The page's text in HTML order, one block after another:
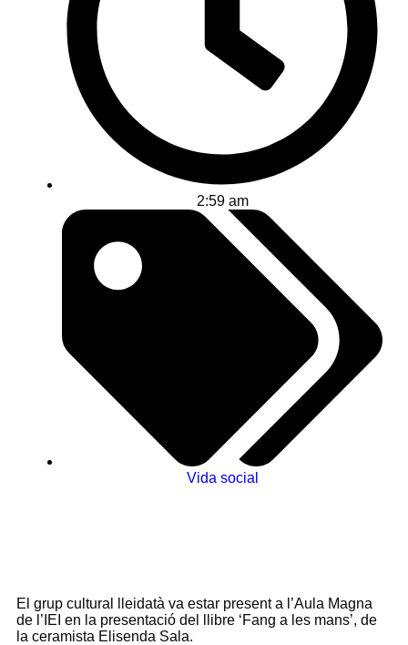
2:59 am
Vida social
El grup cultural lleidatà va estar present a l’Aula Magna
de l’IEI en la presentació del llibre ‘Fang a les mans’, de
la ceramista Elisenda Sala.